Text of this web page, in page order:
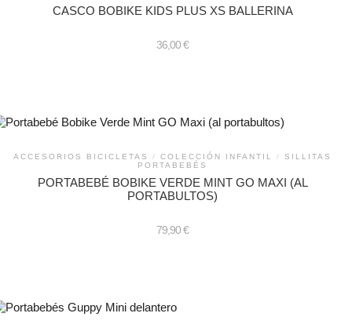
CASCO BOBIKE KIDS PLUS XS BALLERINA
36,00€
ACCESORIOS BICICLETAS / COLECCIÓN INFANTIL /
SILLITAS
PORTABEBÉS
PORTABEBÉ BOBIKE VERDE MINT GO MAXI (AL
PORTABULTOS)
79,90€